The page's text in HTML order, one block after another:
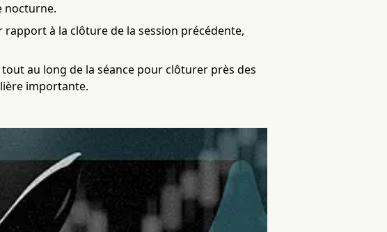
nocturne.
à la clôture de la session précédente,
au long de la séance pour clôturer près des
importante.